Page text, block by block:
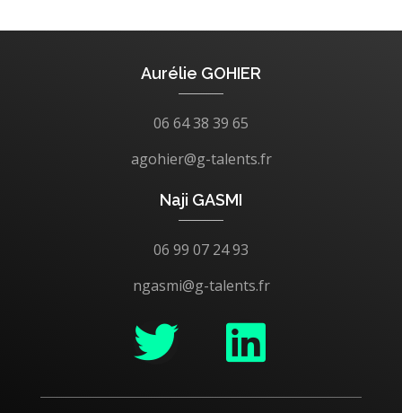
Aurélie GOHIER
06 64 38 39 65
agohier@g-talents.fr
Naji GASMI
06 99 07 24 93
ngasmi@g-talents.fr